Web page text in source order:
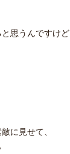
思うんですけど
に見せて、